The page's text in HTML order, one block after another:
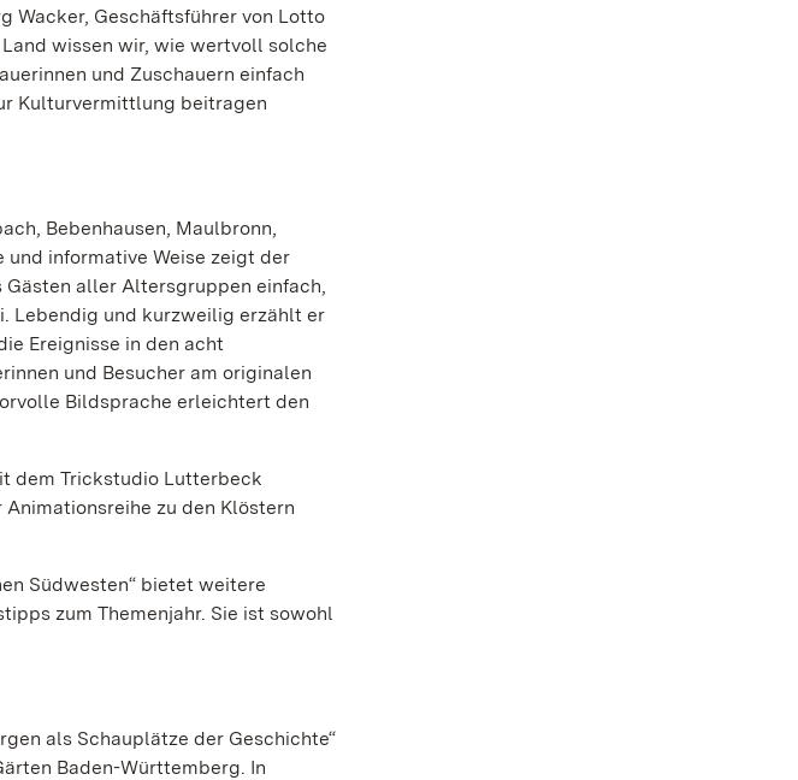
Wacker, Geschäftsführer von Lotto
wissen wir, wie wertvoll solche
und Zuschauern einfach
Kulturvermittlung beitragen
Bebenhausen, Maulbronn,
und informative Weise zeigt der
Gästen aller Altersgruppen einfach,
Lebendig und kurzweilig erzählt er
Ereignisse in den acht
und Besucher am originalen
Bildsprache erleichtert den
dem Trickstudio Lutterbeck
zu den Klöstern
Südwesten“ bietet weitere
zum Themenjahr. Sie ist sowohl
als Schauplätze der Geschichte“
Baden-Württemberg. In